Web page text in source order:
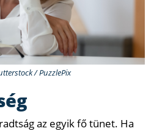
/ PuzzlePix
az egyik fő tünet. Ha